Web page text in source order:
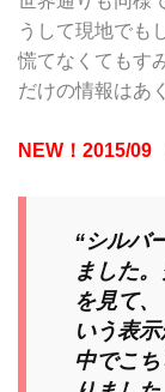
うして現地でも
慌てなくてもす
だけの情報はあ
NEW！2015/
“シルバ
ました
を見て
いう表
中でこ